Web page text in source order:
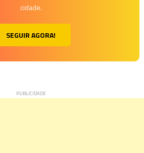
cidade.
SEGUIR AGORA!